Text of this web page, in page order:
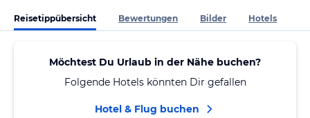
Reisetippübersicht Bewertungen Bilder Hotels
Möchtest Du Urlaub in der Nähe buchen?
Folgende Hotels könnten Dir gefallen
Hotel & Flug buchen